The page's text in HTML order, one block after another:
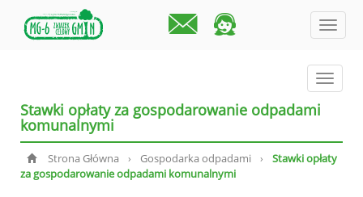
menu
menu
Stawki opłaty za gospodarowanie odpadami
komunalnymi
Strona Główna › Gospodarka odpadami ›
Stawki opłaty
za gospodarowanie odpadami komunalnymi